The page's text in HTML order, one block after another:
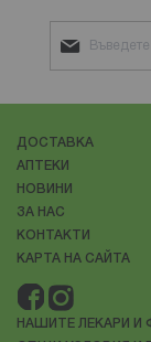
ДОСТАВКА
АПТЕКИ
НОВИНИ
ЗА НАС
КОНТАКТИ
КАРТА НА САЙТА
НАШИТЕ ЛЕКАРИ И